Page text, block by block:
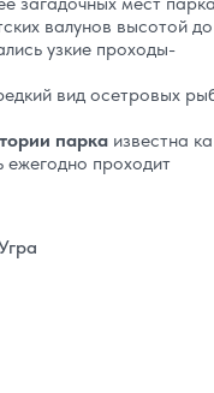
валунов высотой до
узкие проходы-
вид осетровых
парка известна
ежегодно проходит